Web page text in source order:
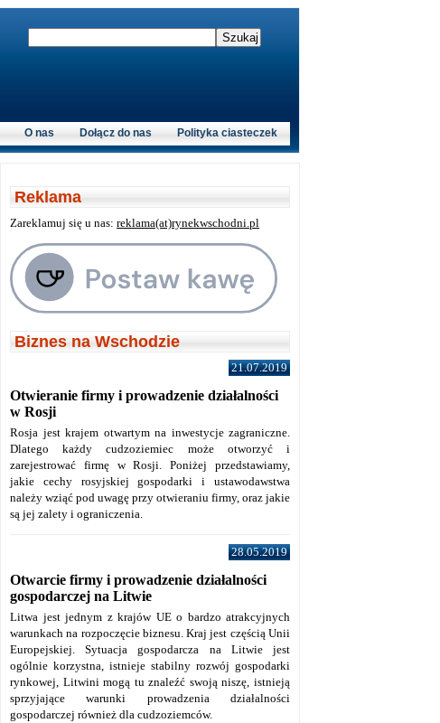
Polityka ciasteczek
Dołącz do nas
O nas
Reklama
Zareklamuj się u nas: reklama(at)rynekwschodni.pl
Biznes na Wschodzie
21.07.2019
Otwieranie firmy i prowadzenie działalności
w Rosji
Rosja jest krajem otwartym na inwestycje zagraniczne.
Dlatego każdy cudzoziemiec może otworzyć i
zarejestrować firmę w Rosji. Poniżej przedstawiamy,
jakie cechy rosyjskiej gospodarki i ustawodawstwa
należy wziąć pod uwagę przy otwieraniu firmy, oraz jakie
są jej zalety i ograniczenia.
28.05.2019
Otwarcie firmy i prowadzenie działalności
gospodarczej na Litwie
Litwa jest jednym z krajów UE o bardzo atrakcyjnych
warunkach na rozpoczęcie biznesu. Kraj jest częścią Unii
Europejskiej. Sytuacja gospodarcza na Litwie jest
ogólnie korzystna, istnieje stabilny rozwój gospodarki
rynkowej, Litwini mogą tu znaleźć swoją niszę, istnieją
sprzyjające warunki prowadzenia działalności
gospodarczej również dla cudzoziemców.